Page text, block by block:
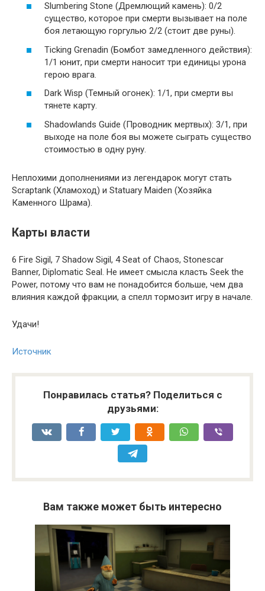
Slumbering Stone (Дремлющий камень): 0/2
существо, которое при смерти вызывает на поле
боя летающую горгулью 2/2 (стоит две руны).
Ticking Grenadin (Бомбот замедленного действия):
1/1 юнит, при смерти наносит три единицы урона
герою врага.
Dark Wisp (Темный огонек): 1/1, при смерти вы
тянете карту.
Shadowlands Guide (Проводник мертвых): 3/1, при
выходе на поле боя вы можете сыграть существо
стоимостью в одну руну.
Неплохими дополнениями из легендарок могут стать
Scraptank (Хламоход) и Statuary Maiden (Хозяйка
Каменного Шрама).
Карты власти
6 Fire Sigil, 7 Shadow Sigil, 4 Seat of Chaos, Stonescar
Banner, Diplomatic Seal. Не имеет смысла класть Seek the
Power, потому что вам не понадобится больше, чем два
влияния каждой фракции, а спелл тормозит игру в начале.
Удачи!
Источник
Понравилась статья? Поделиться с
друзьями:
Вам также может быть интересно